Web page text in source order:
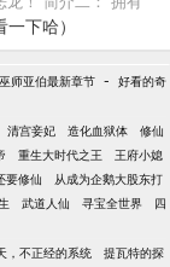
能成为神灵的，
现这一本质时，他
一套自己的科学哲
下哈）
巫师亚伯最新章节 - 好看的奇
清宫妾妃 造化血狱体
修仙
重生大时代之王
王府小媳
要修仙
从成为企鹅大股东打
武道人仙 寻宝全世界
四
，不正经的系统
提瓦特的探